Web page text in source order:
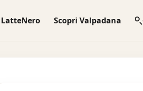
LatteNero Scopri Valpadana